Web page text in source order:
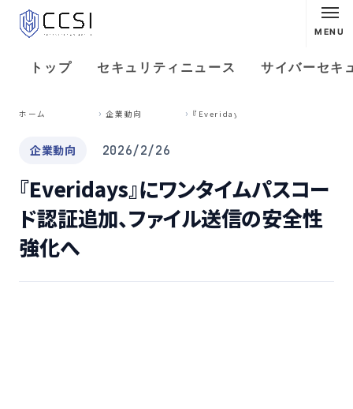
MENU
トップ セキュリティニュース サイバーセキ
ホーム 企業動向
企業動向 2026/2/26
『Everidays』にワンタイムパスコー
ド認証追加、ファイル送信の安全性
強化へ